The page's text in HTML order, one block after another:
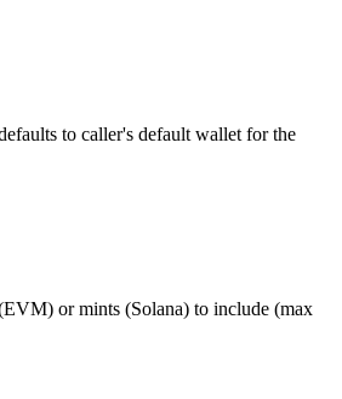
to caller's default wallet for the
or mints (Solana) to include (max